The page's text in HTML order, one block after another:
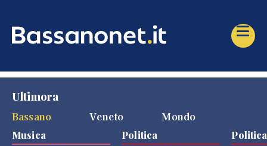
Ultimora
Bassano
Veneto Mondo
Musica Politica Politica